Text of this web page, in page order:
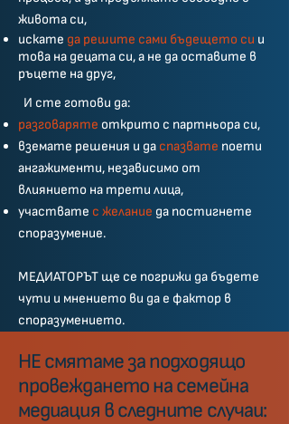
живота си,
искате да решите сами бъдещето си и
това на децата си, а не да оставите в
ръцете на друг,
И сте готови да:
разговаряте открито с партньора си,
вземате решения и да спазвате поети
ангажименти, независимо от
влиянието на трети лица,
участвате с желание да постигнете
споразумение.
МЕДИАТОРЪТ ще се погрижи да бъдете
чути и мнението ви да е фактор в
споразумението.
НЕ смятаме за подходящо
провеждането на семейна
медиация в следните случаи: